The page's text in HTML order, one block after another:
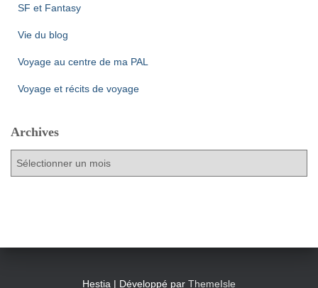
SF et Fantasy
Vie du blog
Voyage au centre de ma PAL
Voyage et récits de voyage
Archives
e
Hestia | Développé par ThemeIsle